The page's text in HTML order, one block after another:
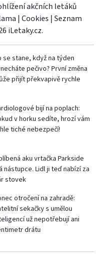
akčních letáků
| Cookies | Seznam
iLetaky.cz.
se stane, když na týden
pečivo? První změna
přijít překvapivě rychle
bijí na poplach:
v horku sedíte, hrozí vám
tiché nebezpečí!
aku vrtačka Parkside
nástupce. Lidl ji teď nabízí za
stovek
otročení na zahradě:
sekačky s umělou
už nepotřebují ani
drátu